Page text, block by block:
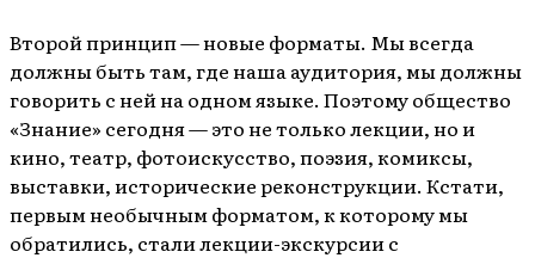
Второй принцип — новые форматы. Мы всегда
должны быть там, где наша аудитория, мы должны
говорить с ней на одном языке. Поэтому общество
«Знание» сегодня — это не только лекции, но и
кино, театр, фотоискусство, поэзия, комиксы,
выставки, исторические реконструкции. Кстати,
первым необычным форматом, к которому мы
обратились, стали лекции-экскурсии с